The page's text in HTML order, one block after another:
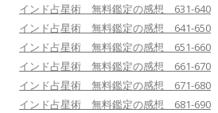
インド占星術 無料鑑定の感想 631-640
インド占星術 無料鑑定の感想 641-650
インド占星術 無料鑑定の感想 651-660
インド占星術 無料鑑定の感想 661-670
インド占星術 無料鑑定の感想 671-680
インド占星術 無料鑑定の感想 681-690